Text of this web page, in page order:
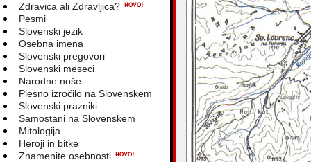
Zdravica ali Zdravljica?
Pesmi
Slovenski jezik
Osebna imena
Slovenski pregovori
Slovenski meseci
Narodne noše
Plesno izročilo na Slovenskem
Slovenski prazniki
Samostani na Slovenskem
Mitologija
Heroji in bitke
Znamenite osebnosti